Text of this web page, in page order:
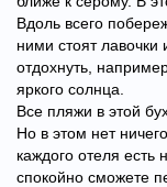
Вдоль всего
ними стоят
отдохнуть,
яркого солнца.
Все пляжи в этой
Но в этом нет
каждого отеля
спокойно сможете